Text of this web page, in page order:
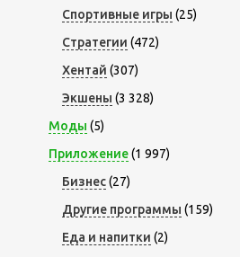
Спортивные игры (25)
Стратегии (472)
Хентай (307)
Экшены (3 328)
Моды (5)
Приложение(1 997)
Бизнес(27)
Другие программы (159)
Еда и напитки (2)